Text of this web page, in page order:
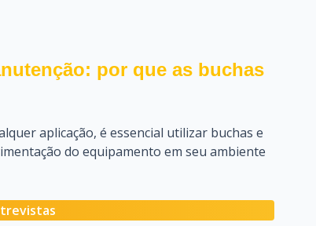
por que as buchas
aplicação, é essencial utilizar buchas e
do equipamento em seu ambiente